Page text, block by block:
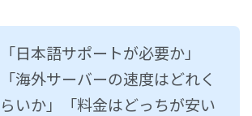
「日本語サポートが必要か」
「海外サーバーの速度はどれく
らいか」「料金はどっちが安い